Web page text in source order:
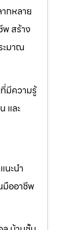
กหลาย
สร้าง
ะมาณ
มีความรู้
และ
นะนำ
มืออาชีพ